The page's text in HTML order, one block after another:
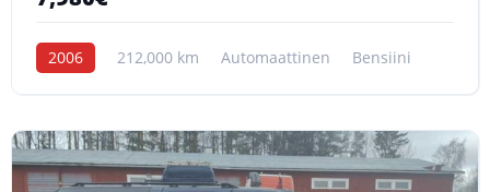
2006 212,000 km Automaattinen Bensiini